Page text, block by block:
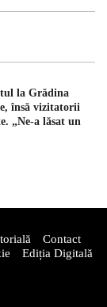
la Grădina
însă vizitatorii
„Ne-a lăsat un
Contact
Ediția Digitală